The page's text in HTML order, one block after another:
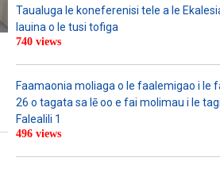
Taualuga le koneferenisi tele a le
lauina o le tusi tofiga
740 views
Faamaonia moliaga o le faalemigao i le
26 o tagata sa lē oo e fai molimau i le
Falealili 1
496 views